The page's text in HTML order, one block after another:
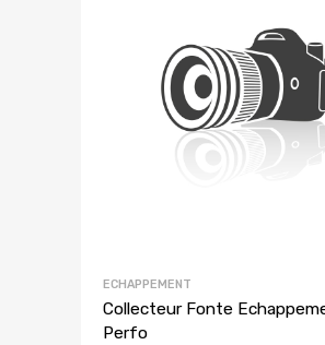
ECHAPPEMENT
Collecteur Fonte
Perfo